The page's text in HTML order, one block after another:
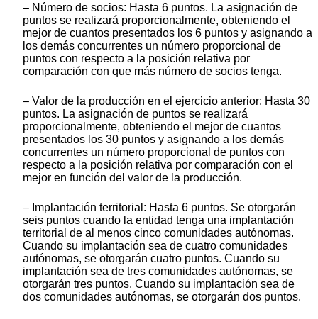
– Número de socios: Hasta 6 puntos. La asignación de
puntos se realizará proporcionalmente, obteniendo el
mejor de cuantos presentados los 6 puntos y asignando a
los demás concurrentes un número proporcional de
puntos con respecto a la posición relativa por
comparación con que más número de socios tenga.
– Valor de la producción en el ejercicio anterior: Hasta 30
puntos. La asignación de puntos se realizará
proporcionalmente, obteniendo el mejor de cuantos
presentados los 30 puntos y asignando a los demás
concurrentes un número proporcional de puntos con
respecto a la posición relativa por comparación con el
mejor en función del valor de la producción.
– Implantación territorial: Hasta 6 puntos. Se otorgarán
seis puntos cuando la entidad tenga una implantación
territorial de al menos cinco comunidades autónomas.
Cuando su implantación sea de cuatro comunidades
autónomas, se otorgarán cuatro puntos. Cuando su
implantación sea de tres comunidades autónomas, se
otorgarán tres puntos. Cuando su implantación sea de
dos comunidades autónomas, se otorgarán dos puntos.